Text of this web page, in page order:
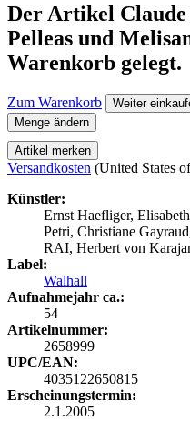
Der Artikel Claude
Pelleas und
Warenkorb gelegt.
Zum Warenkorb
Weiter
Menge ändern
Artikel merken
Versandkosten (United States
Künstler:
Ernst Haefliger,
Petri, Christiane
RAI, Herbert von
Label:
Walhall
Aufnahmejahr ca.:
54
Artikelnummer:
2658999
UPC/EAN:
4035122650815
Erscheinungstermin:
2.1.2005